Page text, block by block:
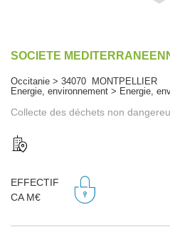
SOCIETE
Occitanie > 34070 MONTPELLIER
Energie, environnement > Energie,
Collecte des déchets non
EFFECTIF
CA M€